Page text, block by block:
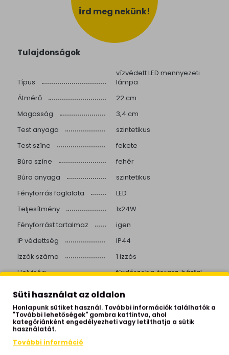
Írd meg nekünk!
Tulajdonságok
Típus
vízvédett LED mennyezeti
lámpa
Átmérő
22 cm
Magasság
3,4 cm
Test anyaga
szintetikus
Test színe
fekete
Búra színe
fehér
Búra anyaga
szintetikus
Fényforrás foglalata
LED
Teljesítmény
1x24W
Fényforrást tartalmaz
igen
IP védettség
IP44
Izzók száma
1 izzós
Helyiség
fürdőszoba, terasz, házfal
Stílus
Beépített LED
igen
Színhőmérséklet
4000 Kelvin
Süti használat az oldalon
Honlapunk sütiket használ. További információk találhatók a
"További lehetőségek" gombra kattintva, ahol
kategóriánként engedélyezheti vagy letilthatja a sütik
használatát.
További információ